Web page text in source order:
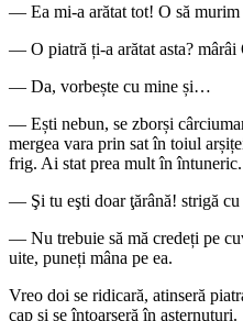
— Ea mi-a arătat tot! O să murim
— O piatră ți-a arătat asta? mârâi
— Da, vorbește cu mine și…
— Ești nebun, se zborși
mergea vara prin sat în toiul
frig. Ai stat prea mult în
— Şi tu eşti doar ţărână! strigă
— Nu trebuie să mă credeți pe
uite, puneți mâna pe ea.
Vreo doi se ridicară, atinseră
cap și se întoarseră în așternuturi.